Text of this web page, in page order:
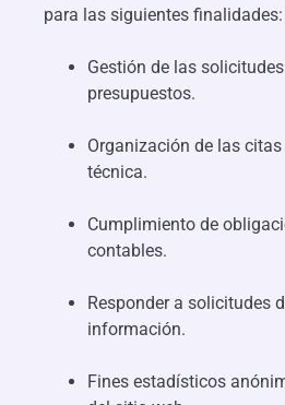
para las siguientes finalidades:
Gestión de las
presupuestos.
Organización de las
técnica.
Cumplimiento de
contables.
Responder a solicitudes
información.
Fines estadísticos